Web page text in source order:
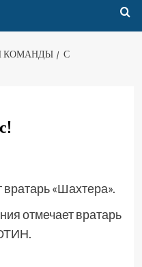
КОМАНДЫ
С
«Шахтера».
отмечает вратарь